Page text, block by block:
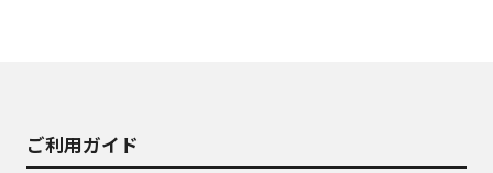
ご利用ガイド